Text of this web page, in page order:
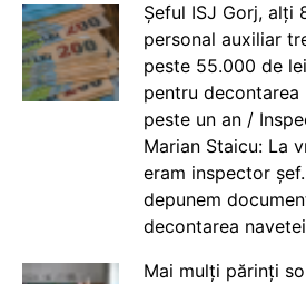
Șeful ISJ Gorj, alți
personal auxiliar
peste 55.000 de
pentru
peste un an /
Marian Staicu: La
eram inspector
depunem
decontarea navetei
Mai mulți părinți